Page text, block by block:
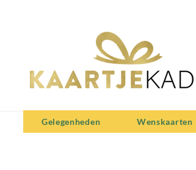
Gelegenheden Wenskaarten